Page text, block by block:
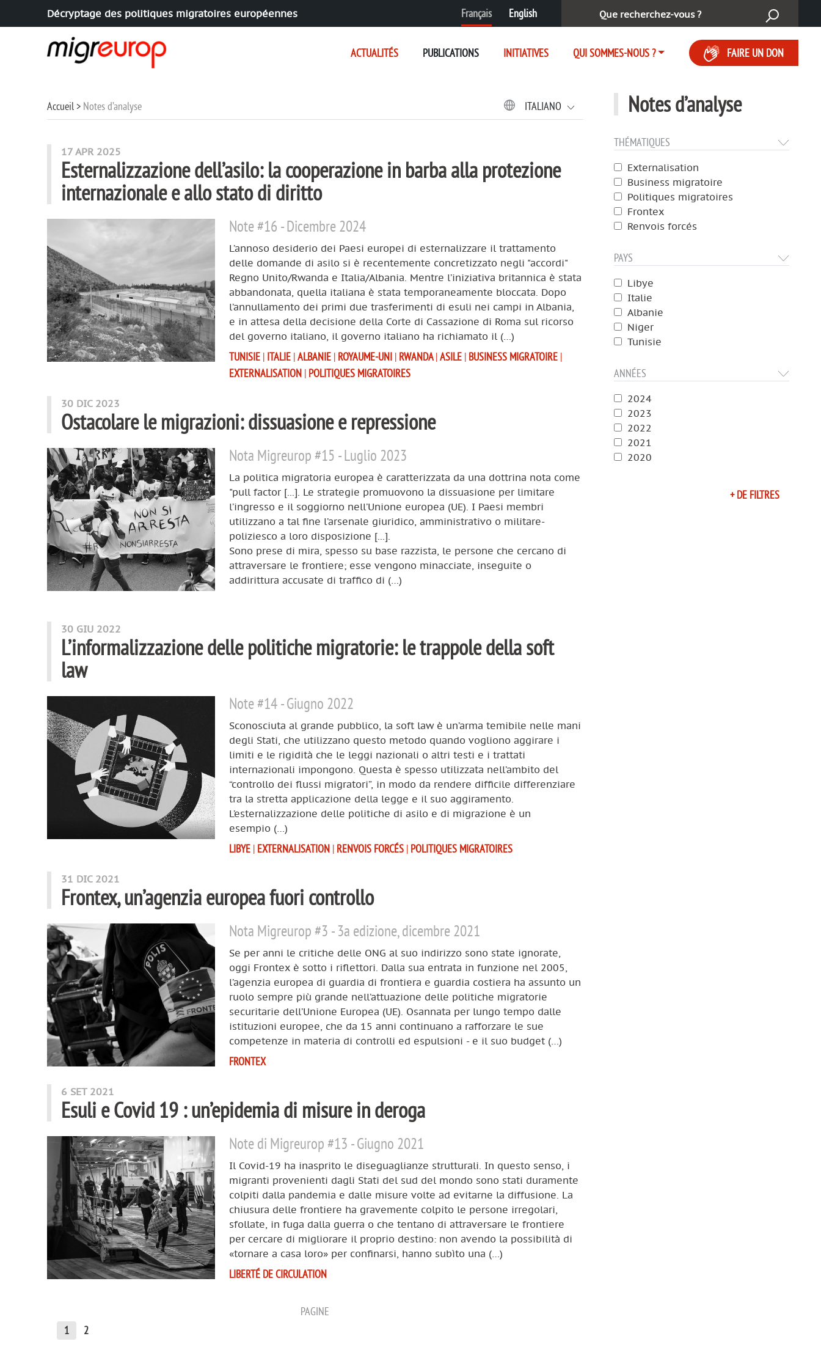
Aller à la navigation
Aller au contenu
Français English
Décryptage des politiques migratoires européennes
ACTUALITÉS PUBLICATIONS INITIATIVES QUI SOMMES-NOUS ? FAIRE UN DON
Rechercher :
Notes d’analyse
THÉMATIQUES
Externalisation
Business migratoire
Politiques migratoires
Frontex
Renvois forcés
PAYS
Libye
Italie
Albanie
Niger
Tunisie
ANNÉES
2024
2023
2022
2021
2020
+ DE FILTRES
Accueil Notes d’analyse ITALIANO
Articoli di questa rubrica
17 APR 2025
Esternalizzazione dell’asilo: la cooperazione in barba alla protezione
internazionale e allo stato di diritto
Note #16 - Dicembre 2024
L’annoso desiderio dei Paesi europei di esternalizzare il trattamento
delle domande di asilo si è recentemente concretizzato negli "accordi"
Regno Unito/Rwanda e Italia/Albania. Mentre l’iniziativa britannica è stata
abbandonata, quella italiana è stata temporaneamente bloccata. Dopo
l’annullamento dei primi due trasferimenti di esuli nei campi in Albania,
e in attesa della decisione della Corte di Cassazione di Roma sul ricorso
del governo italiano, il governo italiano ha richiamato il (…)
TUNISIE | ITALIE |ALBANIE | ROYAUME-UNI | RWANDA|ASILE | BUSINESS MIGRATOIRE |
EXTERNALISATION | POLITIQUES MIGRATOIRES
30 DIC 2023
Ostacolare le migrazioni: dissuasione e repressione
Nota Migreurop #15 - Luglio 2023
La politica migratoria europea è caratterizzata da una dottrina nota come
"pull factor [...]. Le strategie promuovono la dissuasione per limitare
l’ingresso e il soggiorno nell’Unione europea (UE). I Paesi membri
utilizzano a tal fine l’arsenale giuridico, amministrativo o militare-
poliziesco a loro disposizione [...].
Sono prese di mira, spesso su base razzista, le persone che cercano di
attraversare le frontiere; esse vengono minacciate, inseguite o
addirittura accusate di traffico di (…)
30 GIU 2022
L’informalizzazione delle politiche migratorie: le trappole della soft
law
Note #14 - Giugno 2022
Sconosciuta al grande pubblico, la soft law è un’arma temibile nelle mani
degli Stati, che utilizzano questo metodo quando vogliono aggirare i
limiti e le rigidità che le leggi nazionali o altri testi e i trattati
internazionali impongono. Questa è spesso utilizzata nell’ambito del
“controllo dei flussi migratori”, in modo da rendere difficile differenziare
tra la stretta applicazione della legge e il suo aggiramento.
L’esternalizzazione delle politiche di asilo e di migrazione è un
esempio (…)
LIBYE | EXTERNALISATION | RENVOIS FORCÉS | POLITIQUES MIGRATOIRES
31 DIC 2021
Frontex, un’agenzia europea fuori controllo
Nota Migreurop #3 - 3a edizione, dicembre 2021
Se per anni le critiche delle ONG al suo indirizzo sono state ignorate,
oggi Frontex è sotto i riflettori. Dalla sua entrata in funzione nel 2005,
l’agenzia europea di guardia di frontiera e guardia costiera ha assunto un
ruolo sempre più grande nell’attuazione delle politiche migratorie
securitarie dell’Unione Europea (UE). Osannata per lungo tempo dalle
istituzioni europee, che da 15 anni continuano a rafforzare le sue
competenze in materia di controlli ed espulsioni - e il suo budget (…)
FRONTEX
6 SET 2021
Esuli e Covid 19 : un’epidemia di misure in deroga
Note di Migreurop #13 - Giugno 2021
Il Covid-19 ha inasprito le diseguaglianze strutturali. In questo senso, i
migranti provenienti dagli Stati del sud del mondo sono stati duramente
colpiti dalla pandemia e dalle misure volte ad evitarne la diffusione. La
chiusura delle frontiere ha gravemente colpito le persone irregolari,
sfollate, in fuga dalla guerra o che tentano di attraversare le frontiere
per cercare di migliorare il proprio destino: non avendo la possibilità di
«tornare a casa loro» per confinarsi, hanno subìto una (…)
LIBERTÉ DE CIRCULATION
PAGINE
1
2